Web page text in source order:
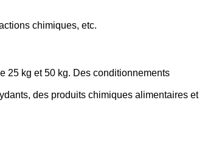
chimiques, etc.
25 kg et 50 kg. Des conditionnements
des produits chimiques alimentaires et